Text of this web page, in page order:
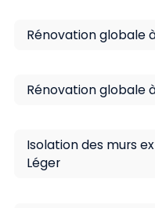
Rénovation globale
Rénovation globale
Isolation des murs
Léger